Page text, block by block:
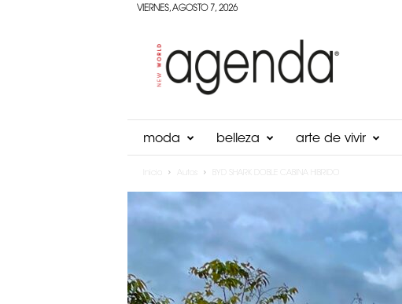
VIERNES, AGOSTO 7, 2026
Panama
moda belleza arte de vivir
Autos BYD SHARK DOBLE CABINA HIBRIDO